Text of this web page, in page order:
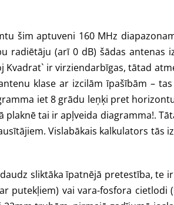
šim aptuveni 160 MHz
radiētāju (arī 0 dB) šādas antenas
Kvadrat` ir virziendarbīgas, tātad
klase ar izcilām īpašībām – tas
iet 8 grādu leņķi pret
plaknē tai ir apļveida diagramma!.
Vislabākais kalkulators tās
sliktāka īpatnējā pretestība, te
putekļiem) vai vara-fosfora cietlodi